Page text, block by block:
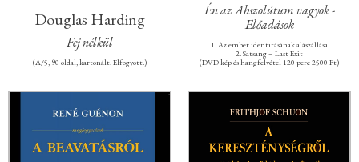
Douglas Harding
Fej nélkül
(A/5, 90 oldal, kartonált. Elfogyott.)
Én az Abszolútum vagyok -
Előadások
1. Az ember identitásának alászállása
2. Satsang – Last Exit
(DVD kép és hangfelvétel 120 perc 2500 Ft)